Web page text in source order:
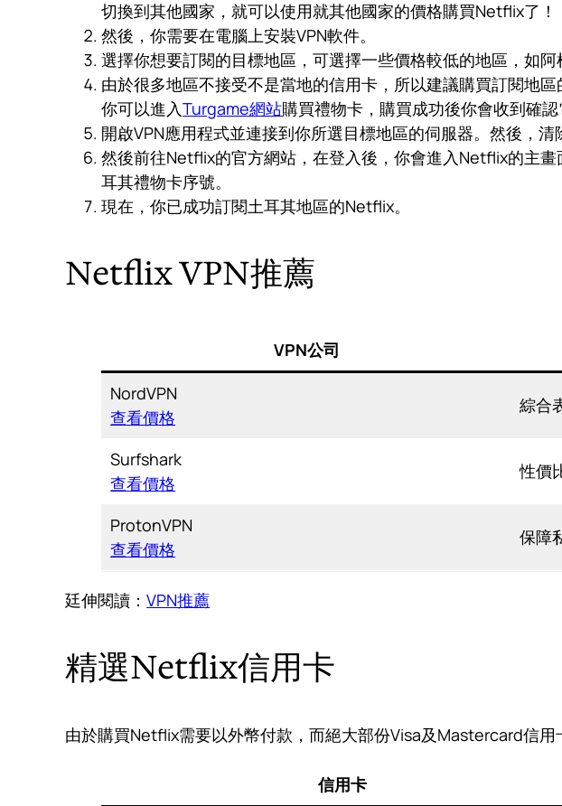
切換到其他國家，就可以使用就其他國家的價格購買Netflix了！
然後，你需要在電腦上安裝VPN軟件。
選擇你想要訂閱的目標地區，可選擇一些價格較低的地區，如阿
由於很多地區不接受不是當地的信用卡，所以建議購買訂閱地
你可以進入Turgame網站購買禮物卡，購買成功後你會收到確
開啟VPN應用程式並連接到你所選目標地區的伺服器。然後，清
然後前往Netflix的官方網站，在登入後，你會進入Netflix的主
耳其禮物卡序號。
現在，你已成功訂閱土耳其地區的Netflix。
Netflix VPN推薦
VPN公司
NordVPN
查看價格
綜合
Surfshark
查看價格
性價
ProtonVPN
查看價格
保障
廷伸閱讀：VPN推薦
精選Netflix信用卡
由於購買Netflix需要以外幣付款，而絕大部份Visa及Mastercard信
信用卡